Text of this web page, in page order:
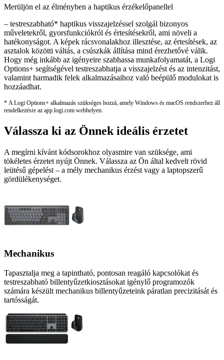
Merüljön el az élményben a haptikus érzékelőpanellel
– testreszabható* haptikus visszajelzéssel szolgál bizonyos
műveletekről, gyorsfunkciókról és értesítésekről, ami növeli a
hatékonyságot. A képek rácsvonalakhoz illesztése, az értesítések, az
asztalok közötti váltás, a csúszkák állítása mind érezhetővé válik.
Hogy még inkább az igényeire szabhassa munkafolyamatát, a Logi
Options+ segítségével testreszabhatja a visszajelzést és az intenzitást,
valamint harmadik felek alkalmazásaihoz való beépülő modulokat is
hozzáadhat.
* A Logi Options+ alkalmazás szükséges hozzá, amely Windows és macOS rendszerhez áll
rendelkezésre az app.logi.com webhelyen.
Válassza ki az Önnek ideális érzetet
A megírni kívánt kódsorokhoz olyasmire van szüksége, ami
tökéletes érzetet nyújt Önnek. Válassza az Ön által kedvelt rövid
leütésű gépelést – a mély mechanikus érzést vagy a laptopszerű
gördülékenységet.
Mechanikus
Tapasztalja meg a tapintható, pontosan reagáló kapcsolókat és
testreszabható billentyűzetkiosztásokat igénylő programozók
számára készült mechanikus billentyűzeteink páratlan precizitását és
tartósságát.